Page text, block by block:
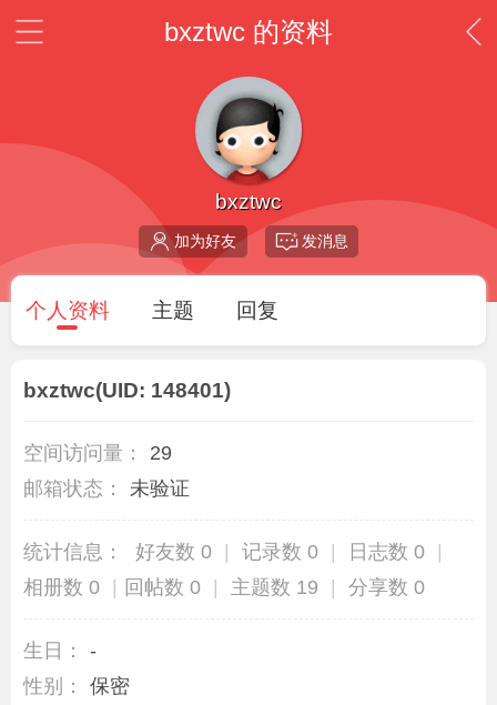
bxztwc 的资料
bxztwc
加为好友 发消息
个人资料 主题 回复
bxztwc(UID: 148401)
空间访问量：
29
邮箱状态：
未验证
统计信息： 好友数 0 | 记录数 0 | 日志数 0
|
相册数 0
| 回帖数 0 | 主题数 19 | 分享数 0
生日：
-
性别：
保密